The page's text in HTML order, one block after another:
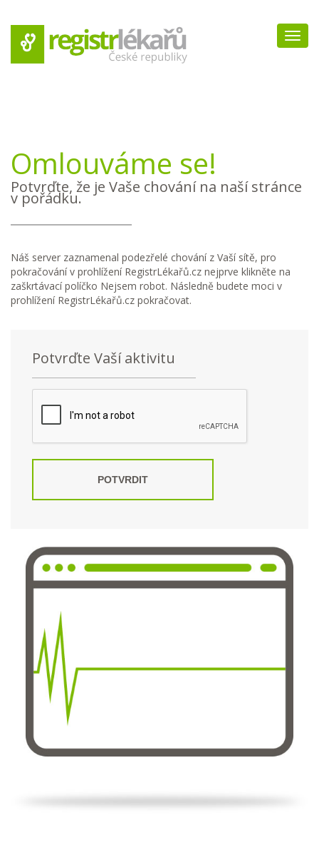
Omlouváme se!
Potvrďte, že je Vaše chování na naší stránce
v pořádku.
Náš server zaznamenal podezřelé chování z Vaší sítě, pro
pokračování v prohlížení RegistrLékařů.cz nejprve klikněte na
zaškrtávací políčko Nejsem robot. Následně budete moci v
prohlížení RegistrLékařů.cz pokračovat.
Potvrďte Vaší aktivitu
POTVRDIT